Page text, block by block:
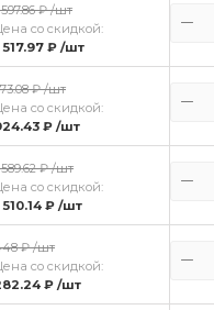
597.86 ₽ /шт
со скидкой:
517.97 ₽ /шт
₽ /шт
со скидкой:
₽ /шт
589.62 ₽ /шт
со скидкой:
510.14 ₽ /шт
₽ /шт
со скидкой:
₽ /шт